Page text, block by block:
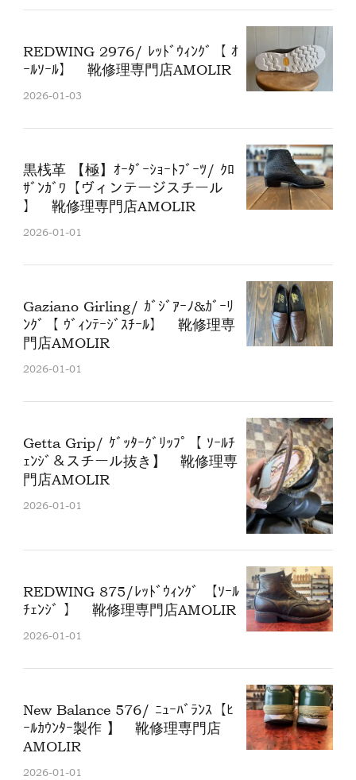
REDWING 2976/ ﾚｯﾄﾞｳｨﾝｸﾞ【 ｵ
ｰﾙｿｰﾙ】 靴修理専門店AMOLIR
2026-01-03
黒桟革 【極】ｵｰﾀﾞｰｼｮｰﾄﾌﾞｰﾂ/ ｸﾛ
ｻﾞﾝｶﾞﾜ【ヴィンテージスチール
】 靴修理専門店AMOLIR
2026-01-01
Gaziano Girling/ ｶﾞｼﾞｱｰﾉ&ｶﾞｰﾘ
ﾝｸﾞ【 ｳﾞｨﾝﾃｰｼﾞｽﾁｰﾙ】 靴修理専
門店AMOLIR
2026-01-01
Getta Grip/ ｹﾞｯﾀｰｸﾞﾘｯﾌﾟ【 ｿｰﾙﾁ
ｪﾝｼﾞ＆スチール抜き】 靴修理専
門店AMOLIR
2026-01-01
REDWING 875/ﾚｯﾄﾞｳｨﾝｸﾞ 【ｿｰﾙ
ﾁｪﾝｼﾞ 】 靴修理専門店AMOLIR
2026-01-01
New Balance 576/ ﾆｭｰﾊﾞﾗﾝｽ【ﾋ
ｰﾙｶｳﾝﾀｰ製作 】 靴修理専門店
AMOLIR
2026-01-01